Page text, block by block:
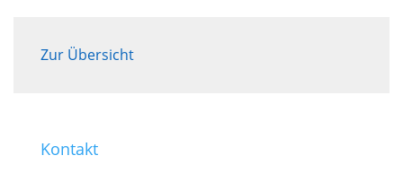
Zur Übersicht
Kontakt